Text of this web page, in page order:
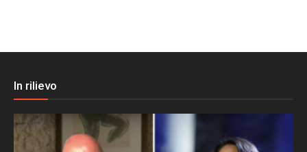
In rilievo